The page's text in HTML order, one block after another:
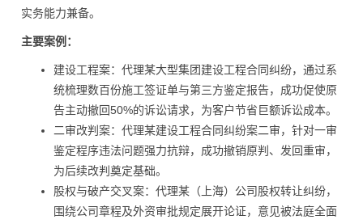
实务能力兼备。
主要案例：
建设工程案：代理某大型集团建设工程合同纠纷，通过系
统梳理数百份施工签证单与第三方鉴定报告，成功促使原
告主动撤回50%的诉讼请求，为客户节省巨额诉讼成本。
二审改判案：代理某建设工程合同纠纷案二审，针对一审
鉴定程序违法问题强力抗辩，成功撤销原判、发回重审，
为后续改判奠定基础。
股权与破产交叉案：代理某（上海）公司股权转让纠纷，
围绕公司章程及外资审批规定展开论证，意见被法庭全面